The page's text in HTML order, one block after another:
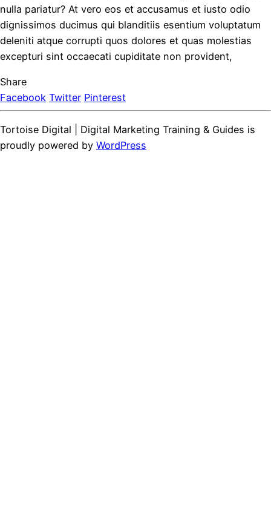
nulla pariatur? At vero eos et accusamus et iusto odio
dignissimos ducimus qui blanditiis esentium voluptatum
deleniti atque corrupti quos dolores et quas molestias
excepturi sint occaecati cupiditate non provident,
Share
Facebook Twitter Pinterest
Tortoise Digital | Digital Marketing Training & Guides is
proudly powered by WordPress